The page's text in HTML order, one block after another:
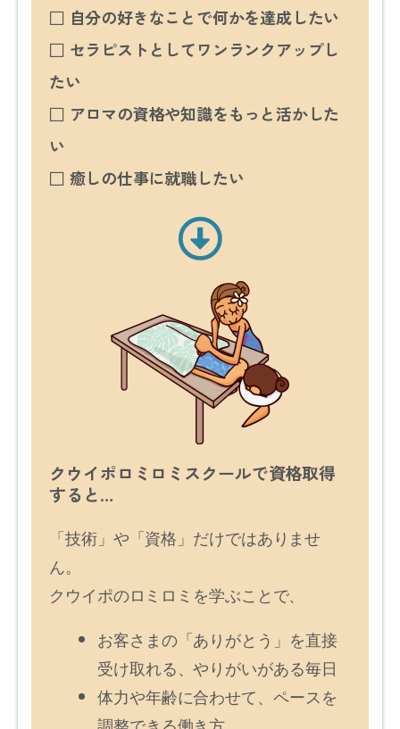
□ 自分の好きなことで何かを達成したい
□ セラピストとしてワンランクアップし
たい
□ アロマの資格や知識をもっと活かした
い
□ 癒しの仕事に就職したい
クウイポロミロミスクールで資格取得
すると…
「技術」や「資格」だけではありませ
ん。
クウイポのロミロミを学ぶことで、
お客さまの「ありがとう」を直接
受け取れる、やりがいがある毎日
体力や年齢に合わせて、ペースを